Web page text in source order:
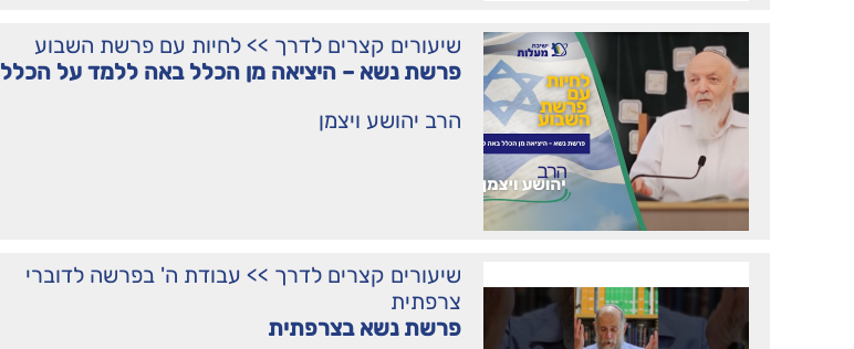
שיעורים קצרים לדרך >>לחיות עם פרשת השבוע
פרשת נשא – היציאה מן הכלל באה ללמד על הכלל
הרב יהושע ויצמן
שיעורים קצרים לדרך >> עבודת ה' בפרשה לדוברי
צרפתית
פרשת נשא בצרפתית